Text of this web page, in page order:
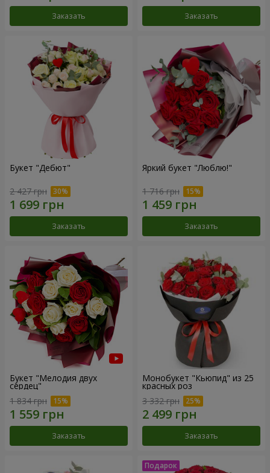
Заказать Заказать
Букет "Дебют"
2 427 грн
Заказать
Яркий букет "Люблю!"
1 716 грн
Заказать
Букет "Мелодия двух
сердец"
1 834 грн
Заказать
Монобукет "Кьюпид" из 25
красных роз
3 332 грн
Заказать